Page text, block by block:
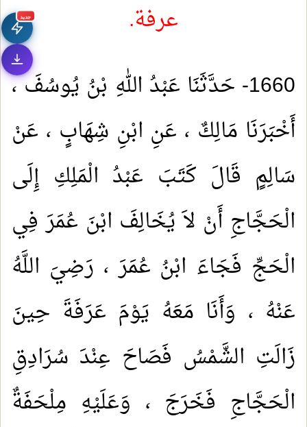
جديد
عرفة.
1660- حَدَّثَنَا عَبْدُ اللهِ بْنُ يُوسُفَ ،
أَخْبَرَنَا مَالِكٌ ، عَنِ ابْنِ شِهَابٍ ، عَنْ
سَالِمٍ قَالَ كَتَبَ عَبْدُ الْمَلِكِ إِلَى
الْحَجَّاجِ أَنْ لاَ يُخَالِفَ ابْنَ عُمَرَ فِي
الْحَجِّ فَجَاءَ ابْنُ عُمَرَ ، رَضِيَ اللَّهُ
عَنْهُ ، وَأَنَا مَعَهُ يَوْمَ عَرَفَةَ حِينَ
زَالَتِ الشَّمْسُ فَصَاحَ عِنْدَ سُرَادِقِ
الْحَجَّاجِ فَخَرَجَ ، وَعَلَيْهِ مِلْحَفَةٌ